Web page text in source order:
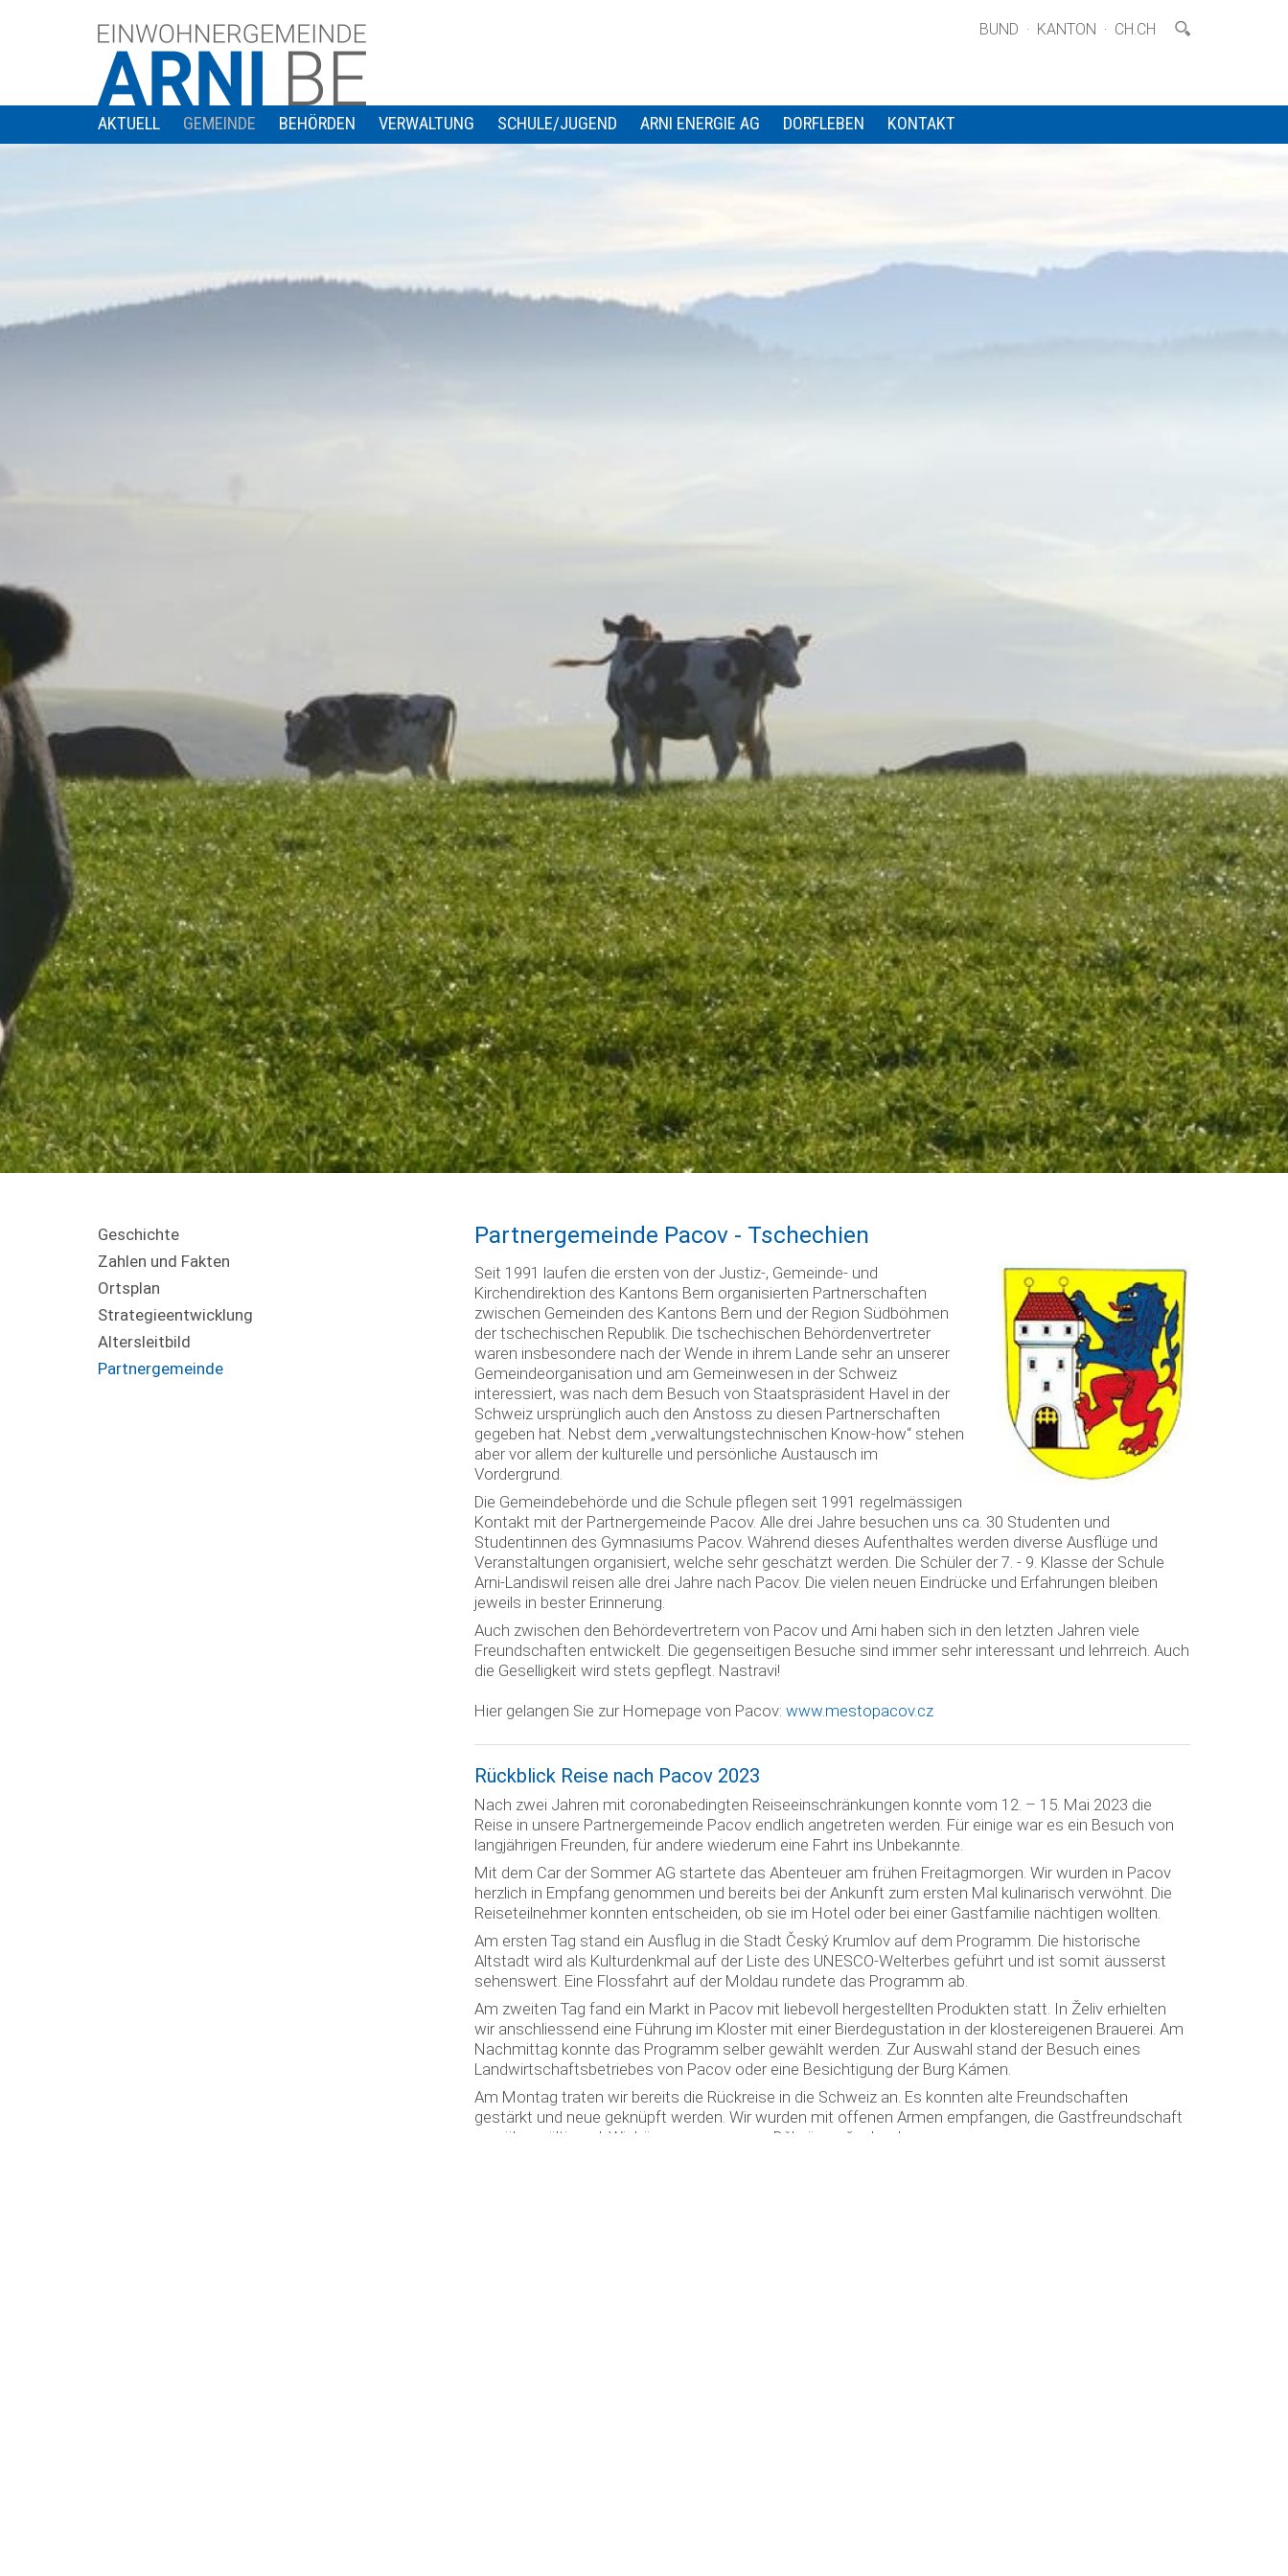
BUND · KANTON · CH.CH
AKTUELL GEMEINDE BEHÖRDEN VERWALTUNG SCHULE/JUGEND ARNI ENERGIE AG DORFLEBEN KONTAKT
Geschichte
Zahlen und Fakten
Ortsplan
Strategieentwicklung
Altersleitbild
Partnergemeinde
Partnergemeinde Pacov - Tschechien
Seit 1991 laufen die ersten von der Justiz-, Gemeinde- und
Kirchendirektion des Kantons Bern organisierten Partnerschaften
zwischen Gemeinden des Kantons Bern und der Region Südböhmen
der tschechischen Republik. Die tschechischen Behördenvertreter
waren insbesondere nach der Wende in ihrem Lande sehr an unserer
Gemeindeorganisation und am Gemeinwesen in der Schweiz
interessiert, was nach dem Besuch von Staatspräsident Havel in der
Schweiz ursprünglich auch den Anstoss zu diesen Partnerschaften
gegeben hat. Nebst dem „verwaltungstechnischen Know-how“ stehen
aber vor allem der kulturelle und persönliche Austausch im
Vordergrund.
Die Gemeindebehörde und die Schule pflegen seit 1991 regelmässigen
Kontakt mit der Partnergemeinde Pacov. Alle drei Jahre besuchen uns ca. 30 Studenten und
Studentinnen des Gymnasiums Pacov. Während dieses Aufenthaltes werden diverse Ausflüge und
Veranstaltungen organisiert, welche sehr geschätzt werden. Die Schüler der 7. - 9. Klasse der Schule
Arni-Landiswil reisen alle drei Jahre nach Pacov. Die vielen neuen Eindrücke und Erfahrungen bleiben
jeweils in bester Erinnerung.
Auch zwischen den Behördevertretern von Pacov und Arni haben sich in den letzten Jahren viele
Freundschaften entwickelt. Die gegenseitigen Besuche sind immer sehr interessant und lehrreich. Auch
die Geselligkeit wird stets gepflegt. Nastravi!
Hier gelangen Sie zur Homepage von Pacov:www.mestopacov.cz
Rückblick Reise nach Pacov 2023
Nach zwei Jahren mit coronabedingten Reiseeinschränkungen konnte vom 12. – 15. Mai 2023 die
Reise in unsere Partnergemeinde Pacov endlich angetreten werden. Für einige war es ein Besuch von
langjährigen Freunden, für andere wiederum eine Fahrt ins Unbekannte.
Mit dem Car der Sommer AG startete das Abenteuer am frühen Freitagmorgen. Wir wurden in Pacov
herzlich in Empfang genommen und bereits bei der Ankunft zum ersten Mal kulinarisch verwöhnt. Die
Reiseteilnehmer konnten entscheiden, ob sie im Hotel oder bei einer Gastfamilie nächtigen wollten.
Am ersten Tag stand ein Ausflug in die Stadt Český Krumlov auf dem Programm. Die historische
Altstadt wird als Kulturdenkmal auf der Liste des UNESCO-Welterbes geführt und ist somit äusserst
sehenswert. Eine Flossfahrt auf der Moldau rundete das Programm ab.
Am zweiten Tag fand ein Markt in Pacov mit liebevoll hergestellten Produkten statt. In Želiv erhielten
wir anschliessend eine Führung im Kloster mit einer Bierdegustation in der klostereigenen Brauerei. Am
Nachmittag konnte das Programm selber gewählt werden. Zur Auswahl stand der Besuch eines
Landwirtschaftsbetriebes von Pacov oder eine Besichtigung der Burg Kámen.
Am Montag traten wir bereits die Rückreise in die Schweiz an. Es konnten alte Freundschaften
gestärkt und neue geknüpft werden. Wir wurden mit offenen Armen empfangen, die Gastfreundschaft
war überwältigend. Wir können nur sagen: «Děkuji za všechno!»